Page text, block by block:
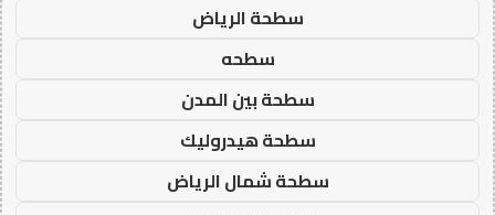
سطحة الرياض
سطحه
سطحة بين المدن
سطحة هيدروليك
سطحة شمال الرياض